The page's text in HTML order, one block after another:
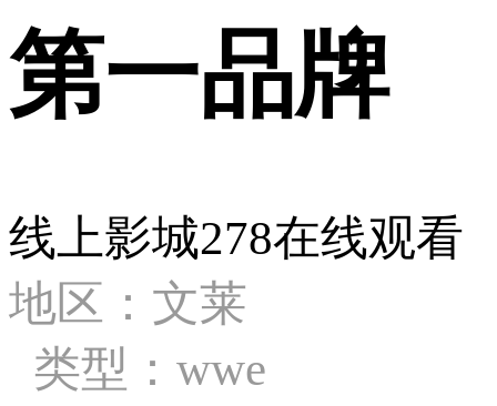
第一品牌
线上影城278在线观看
地区：文莱
类型：wwe